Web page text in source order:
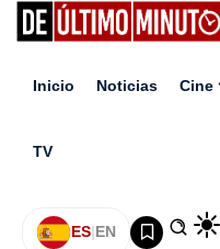
Inicio Noticias Cine
TV
ES|EN